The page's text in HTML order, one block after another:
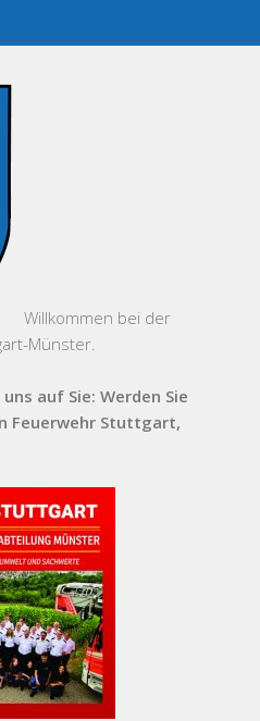
Willkommen bei der
Münster.
auf Sie: Werden Sie
Feuerwehr Stuttgart,